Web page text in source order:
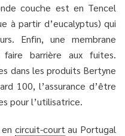
couche est en Tencel
à partir d’eucalyptus) qui
Enfin, une membrane
faire barrière aux fuites.
dans les produits Bertyne
100, l’assurance d’être
pour l’utilisatrice.
circuit-court au Portugal